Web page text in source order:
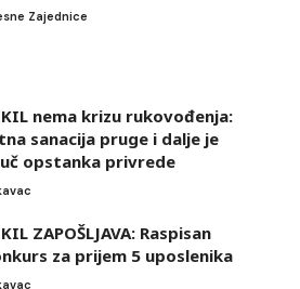
Zajednice
nema krizu rukovođenja:
sanacija pruge i dalje je
opstanka privrede
ZAPOŠLJAVA: Raspisan
za prijem 5 uposlenika